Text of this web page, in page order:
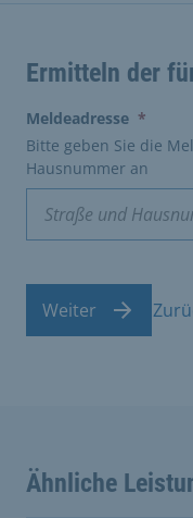
Ermitteln der
Meldeadresse *
Bitte geben Sie die
Hausnummer an
Weiter
Ähnliche